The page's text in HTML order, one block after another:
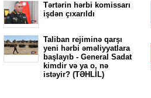
Tərtərin hərbi komissarı
işdən çıxarıldı
Taliban rejiminə qarşı
yeni hərbi əməliyyatlara
başlayıb - General Sadat
kimdir və ya o, nə
istəyir? (TƏHLİL)